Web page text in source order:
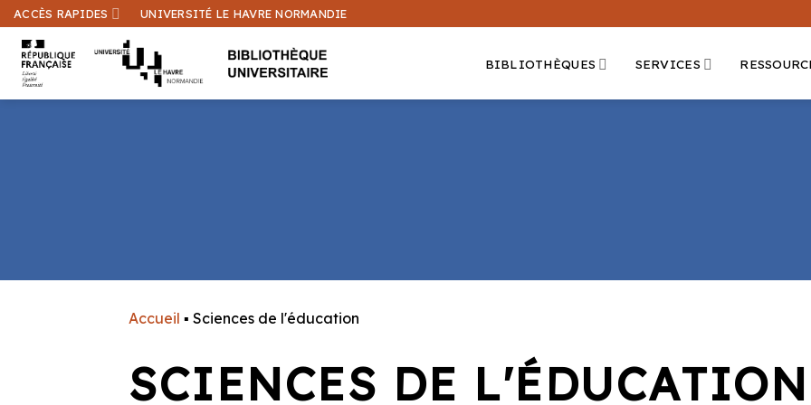
Passer
au
contenu
ACCÈS RAPIDES UNIVERSITÉ LE HAVRE NORMANDIE
BIBLIOTHÈQUES SERVICES
Accueil ▪ Sciences de l'éducation
SCIENCES DE L'ÉDUCATION